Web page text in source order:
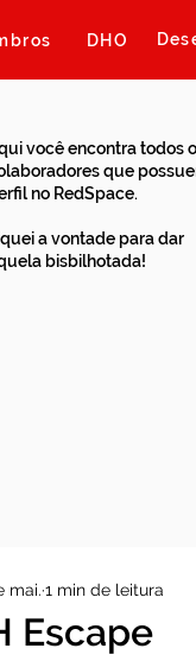
DHO
você encontra todos
que
no RedSpace.
a vontade para dar
bisbilhotada!
Escape
mai. 1 min de leitura